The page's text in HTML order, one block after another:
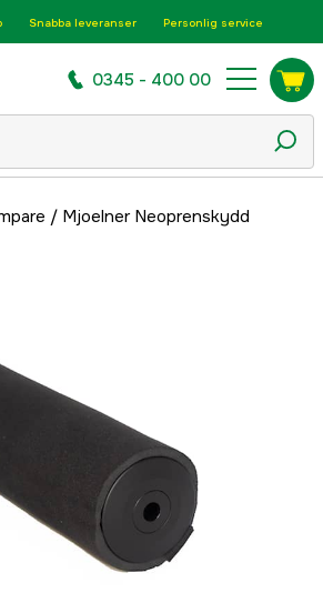
Snabba leveranser Personlig service
0345 - 400 00
/ Mjoelner Neoprenskydd